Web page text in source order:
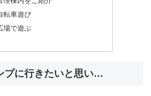
転車遊び
場で遊ぶ
プに行きたいと思い…